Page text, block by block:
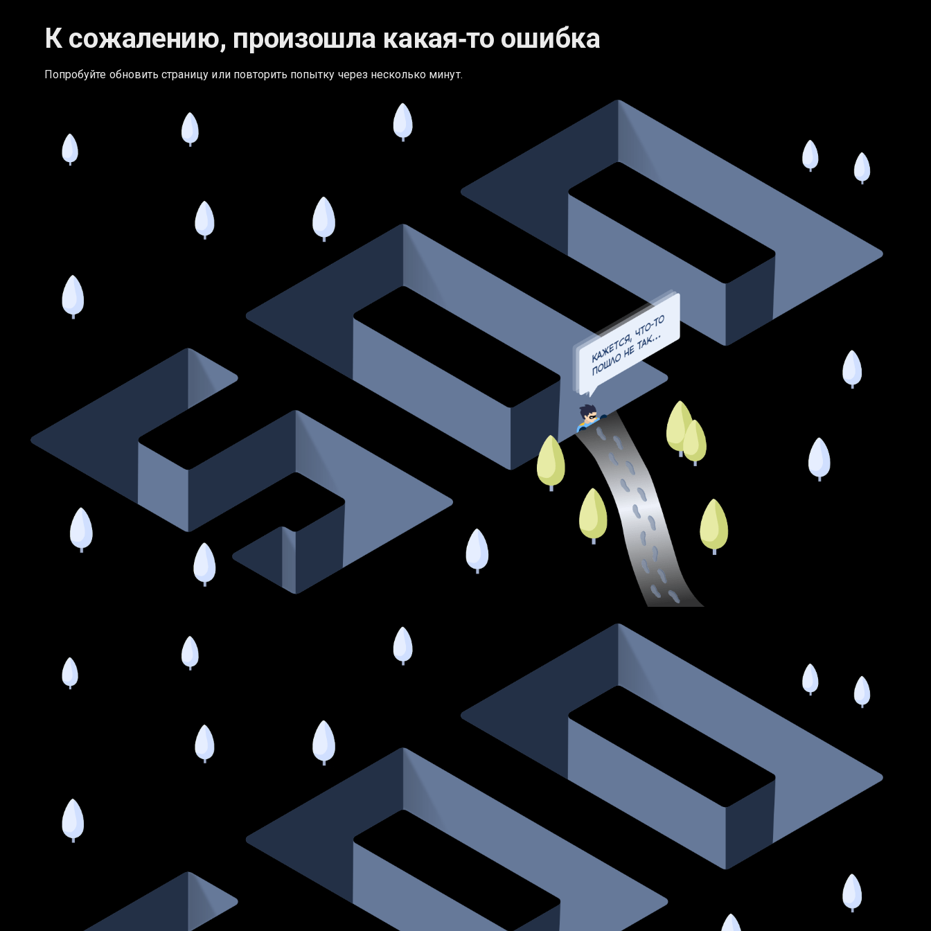
К сожалению, произошла какая‑то ошибка
Попробуйте обновить страницу или повторить попытку через несколько минут.